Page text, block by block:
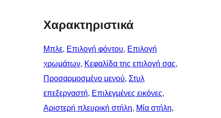
Χαρακτηριστικά
Μπλε, Επιλογή φόντου, Επιλογή
χρωμάτων, Κεφαλίδα της επιλογή σας
Προσαρμοσμένο μενού, Στυλ
επεξεργαστή, Επιλεγμένες εικόνες
Αριστερή πλευρική στήλη, Μία στήλη